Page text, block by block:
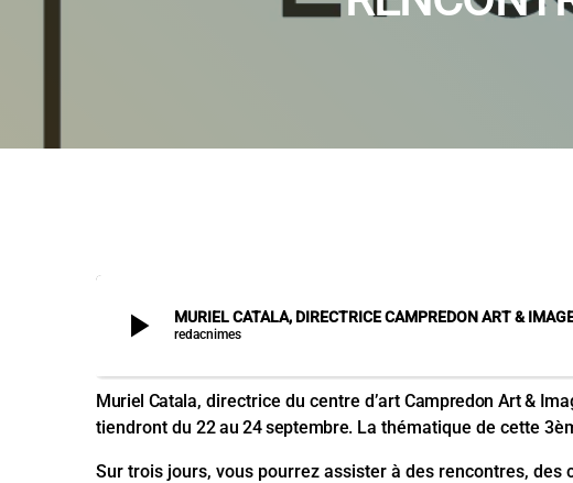
play_arrow MURIEL CATALA, DIRECTRICE CAMPREDON ART &
redacnimes
Muriel Catala, directrice du centre d’art Campredon Art &
tiendront du 22 au 24 septembre. La thématique de cette
Sur trois jours, vous pourrez assister à des rencontres,